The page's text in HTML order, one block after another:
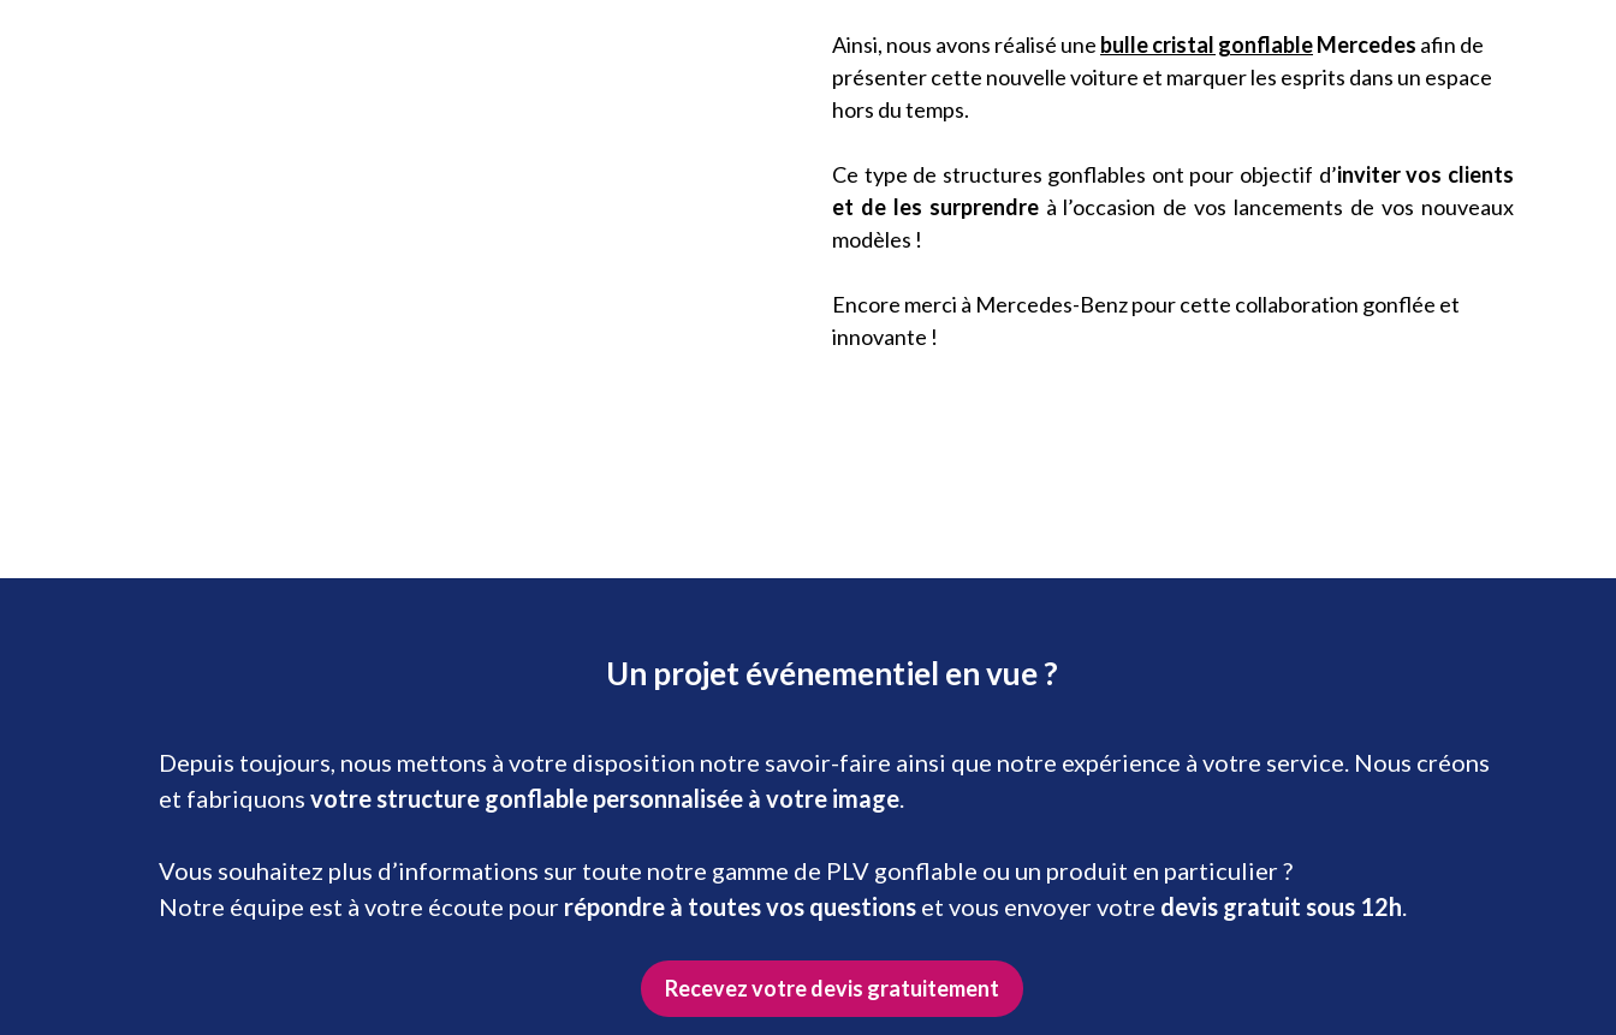
Ainsi, nous avons réalisé une bulle cristal gonflableMercedes afin de
présenter cette nouvelle voiture et marquer les esprits dans un espace
hors du temps.
Ce type de structures gonflables ont pour objectif d’inviter vos clients
et de les surprendreà l’occasion de vos lancements de vos nouveaux
modèles !
Encore merci à Mercedes-Benz pour cette collaboration gonflée et
innovante !
Un projet événementiel en vue ?
Depuis toujours, nous mettons à votre disposition notre savoir-faire ainsi que notre expérience à votre service. Nous créons
et fabriquons votre structure gonflable personnalisée à votre image.
Vous souhaitez plus d’informations sur toute notre gamme de PLV gonflable ou un produit en particulier ?
Notre équipe est à votre écoute pour répondre à toutes vos questions et vous envoyer votre devis gratuit sous 12h.
Recevez votre devis gratuitement